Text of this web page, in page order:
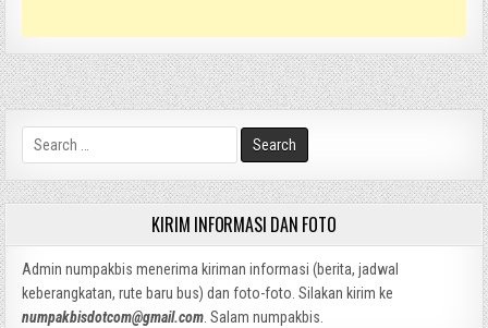
Search
for:
KIRIM INFORMASI DAN FOTO
Admin numpakbis menerima kiriman informasi (berita, jadwal
keberangkatan, rute baru bus) dan foto-foto. Silakan kirim ke
numpakbisdotcom@gmail.com. Salam numpakbis.